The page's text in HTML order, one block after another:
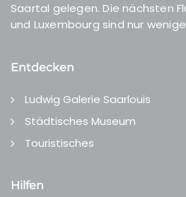
Saartal gelegen. Die nächsten
und Luxembourg sind nur
Entdecken
Ludwig Galerie Saarlouis
Städtisches Museum
Touristisches
Hilfen